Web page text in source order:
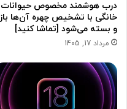
درب هوشمند مخصوص حیوانات
خانگی با تشخیص چهره آن‌ها باز
و بسته می‌شود [تماشا کنید]
مرداد 17, 1405